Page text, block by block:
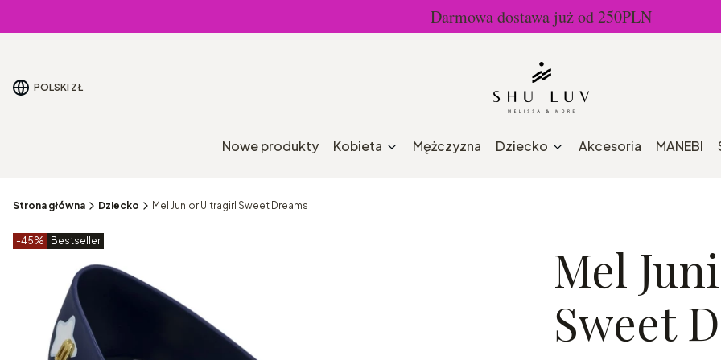
Darmowa dostawa już od 250PLN
POLSKI ZŁ
Nowe produkty Kobieta Mężczyzna Dziecko Akcesoria MANEBI
Strona główna Dziecko Mel Junior Ultragirl Sweet Dreams
Etykiety produktu
-45% zniżki
Bestseller
Mel
Sweet